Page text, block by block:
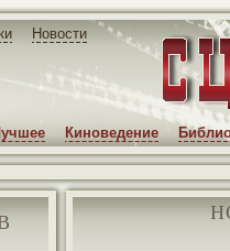
Новости
Киноведение